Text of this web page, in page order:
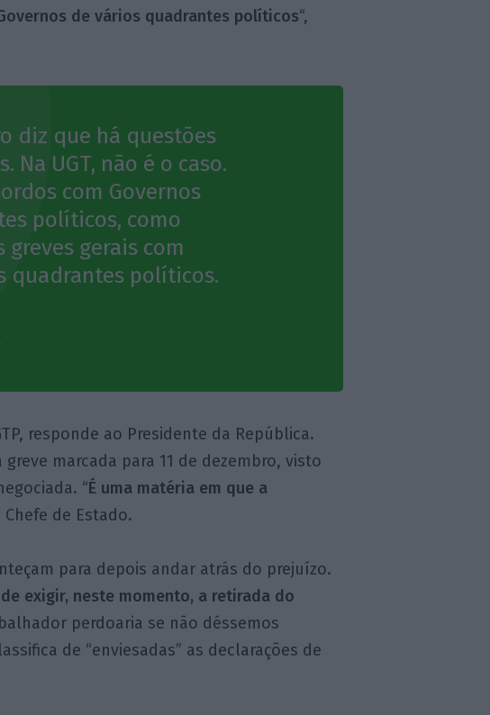
de vários quadrantes políticos“,
diz que há questões
UGT, não é o caso.
com Governos
políticos, como
gerais com
quadrantes políticos.
responde ao Presidente da República.
marcada para 11 de dezembro, visto
“É uma matéria em que a
Chefe de Estado.
para depois andar atrás do prejuízo.
exigir, neste momento, a retirada do
perdoaria se não déssemos
de “enviesadas” as declarações de